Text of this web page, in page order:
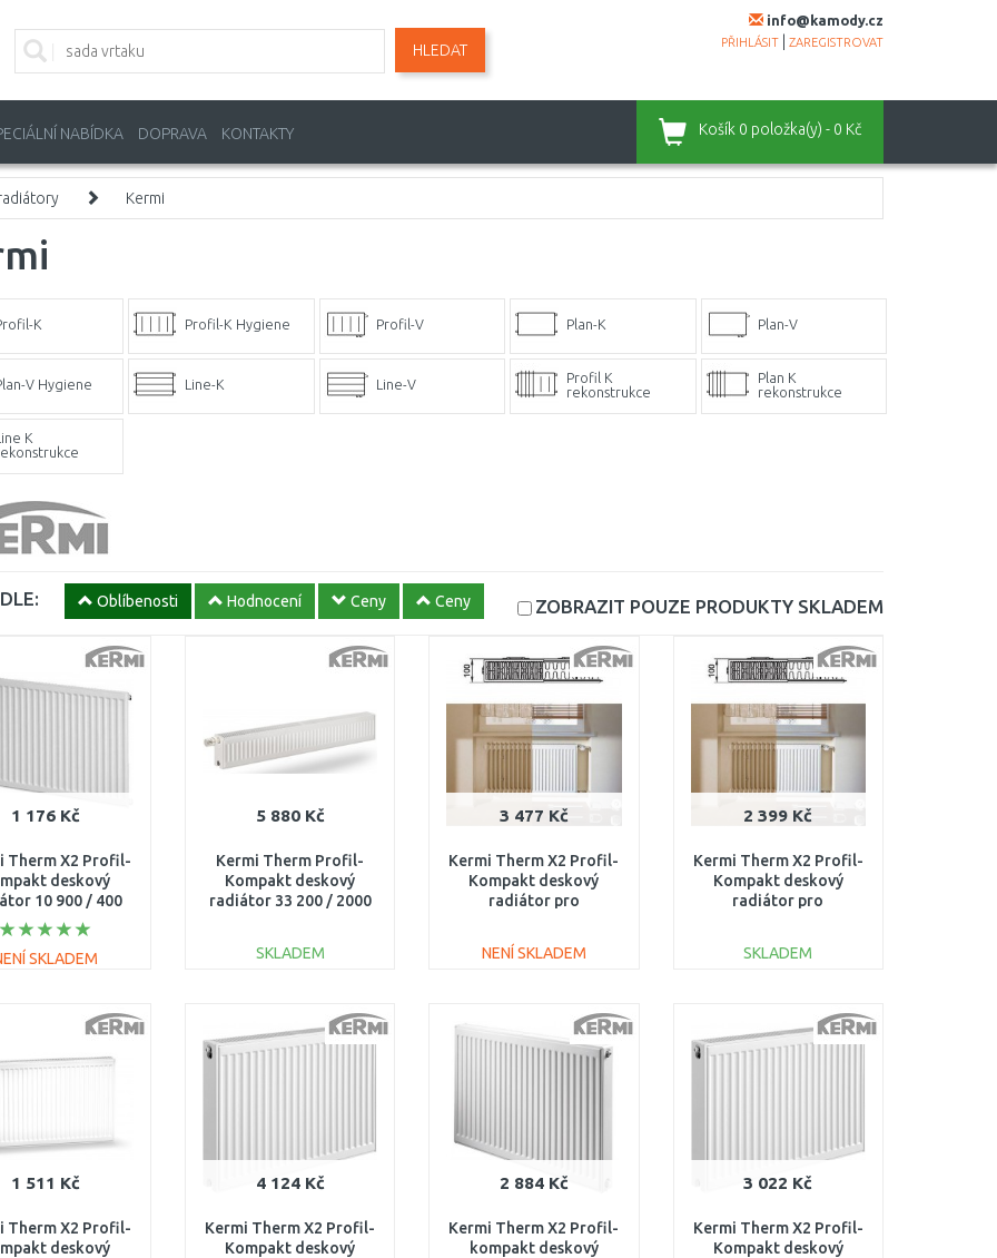
info@kamody.cz
PŘIHLÁSIT ZAREGISTROVAT
HLEDAT
NABÍDKA DOPRAVA KONTAKTY Košík 0 položka(y) - 0 Kč
Kermi
K Profil-K Hygiene Profil-V Plan-K Plan-V
V Hygiene Line-K Line-V
Profil K
rekonstrukce
Plan K
rekonstrukce
K
Oblíbenosti Hodnocení Ceny Ceny ZOBRAZIT POUZE PRODUKTY SKLADEM
1 176 Kč
Therm X2 Profil-
deskový
10 900 / 400
FK0100904
SKLADEM
5 880 Kč
Kermi Therm Profil-
Kompakt deskový
radiátor 33 200 / 2000
SKLADEM
Porovnat
3 477 Kč
Kermi Therm X2 Profil-
Kompakt deskový
radiátor pro
500 FK022D905
NENÍ SKLADEM
Porovnat
2 399 Kč
Kermi Therm X2 Profil-
Kompakt deskový
radiátor pro
SKLADEM
Porovnat
1 511 Kč
Therm X2 Profil-
deskový
4 124 Kč
Kermi Therm X2 Profil-
Kompakt deskový
2 884 Kč
Kermi Therm X2 Profil-
kompakt deskový
3 022 Kč
Kermi Therm X2 Profil-
Kompakt deskový